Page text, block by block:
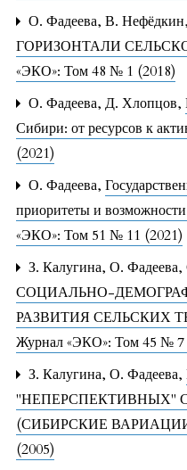
О. Фадеева, В. Нефёдкин,
ГОРИЗОНТАЛИ
«ЭКО»: Том 48 № 1 (2018)
О. Фадеева, Д. Хлопцов,
Сибири: от ресурсов к
(2021)
О. Фадеева,
приоритеты и
«ЭКО»: Том 51 № 11 (2021)
З. Калугина, О.
СОЦИАЛЬНО-
РАЗВИТИЯ СЕЛЬСКИХ
Журнал «ЭКО»: Том 45 № 7
З. Калугина, О. Фадеева,
"НЕПЕРСПЕКТИВНЫХ"
(СИБИРСКИЕ
(2005)